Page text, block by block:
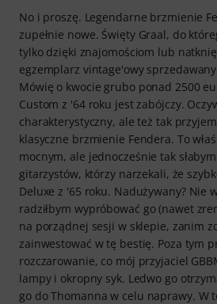
No i proszę. Legendarne brzmienie
zupełnie nowe. Święty Graal, do
tylko dzięki znajomościom lub
egzemplarz vintage'owy
Mówię o kwocie grubo ponad 2500
Custom z '64 roku jest zabójczy.
charakterystyczny, ale też tak
klasyczne brzmienie Fendera. To
mocnym, ale jednocześnie tak
gitarzystów, którzy narzekali, że
Deluxe z '65 roku. Nadużywany? Nie
radziłbym wypróbować go (nawet
na porządnej sesji w sklepie, zanim
zainwestować w tę bestię. Poza tym
rozczarowanie, co mój przyjaciel
lampy i okropny syk. Ledwo go
go do Thomanna w celu naprawy. W